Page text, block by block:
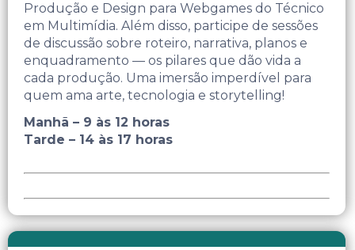
Produção e Design para Webgames do Técnico
em Multimídia. Além disso, participe de sessões
de discussão sobre roteiro, narrativa, planos e
enquadramento — os pilares que dão vida a
cada produção. Uma imersão imperdível para
quem ama arte, tecnologia e storytelling!
Manhã – 9 às 12 horas
Tarde – 14 às 17 horas